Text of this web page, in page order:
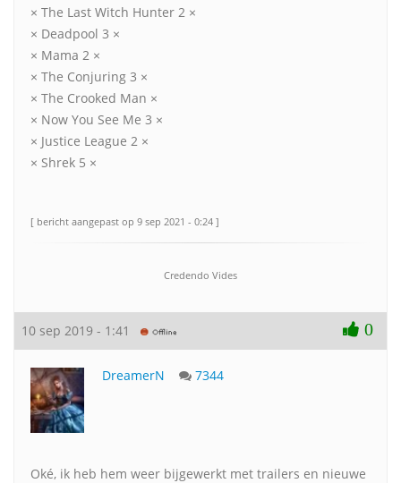
× The Last Witch Hunter 2 ×
× Deadpool 3 ×
× Mama 2 ×
× The Conjuring 3 ×
× The Crooked Man ×
× Now You See Me 3 ×
× Justice League 2 ×
× Shrek 5 ×
[ bericht aangepast op 9 sep 2021 - 0:24 ]
Credendo Vides
10 sep 2019 - 1:41 0
DreamerN 7344
Oké, ik heb hem weer bijgewerkt met trailers en nieuwe